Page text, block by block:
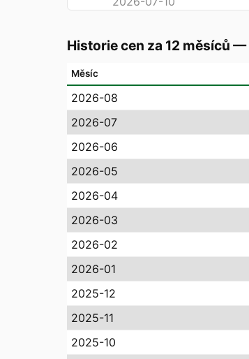
Historie cen za 12 měsíců —
Měsíc
2026-08
2026-07
2026-06
2026-05
2026-04
2026-03
2026-02
2026-01
2025-12
2025-11
2025-10